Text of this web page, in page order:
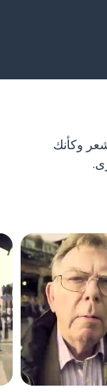
5 دقائق ستشعر وكأنك